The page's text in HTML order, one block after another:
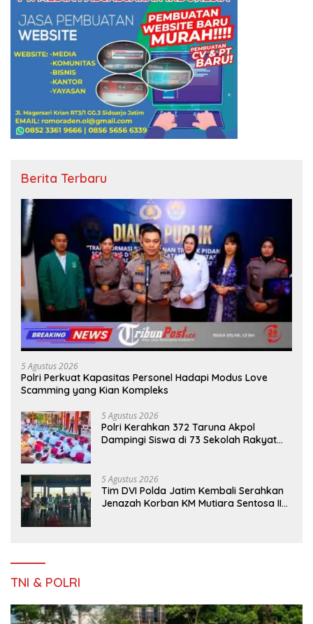
Berita Terbaru
5 Agustus 2026
Polri Perkuat Kapasitas Personel Hadapi Modus Love
Scamming yang Kian Kompleks
5 Agustus 2026
Polri Kerahkan 372 Taruna Akpol
Dampingi Siswa di 73 Sekolah Rakyat
5 Agustus 2026
Tim DVI Polda Jatim Kembali Serahkan
Jenazah Korban KM Mutiara Sentosa II
TNI & POLRI